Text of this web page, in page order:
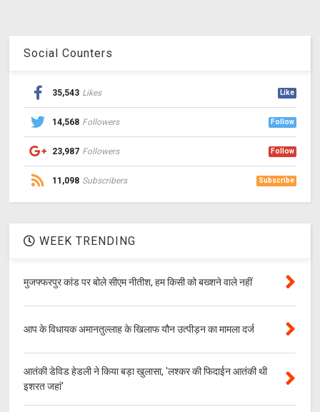
Social Counters
35,543 Likes Like
14,568 Followers Follow
23,987 Followers Follow
11,098 Subscribers Subscribe
WEEK TRENDING
मुजफ्फरपुर कांड पर बोले सीएम नीतीश, हम किसी को बख्शने वाले नहीं
आप के विधायक अमानतुल्लाह के खिलाफ यौन उत्पीड़न का मामला दर्ज
आतंकी डेविड हेडली ने किया बड़ा खुलासा, 'लश्‍कर की फिदाईन आतंकी थी
इशरत जहां'